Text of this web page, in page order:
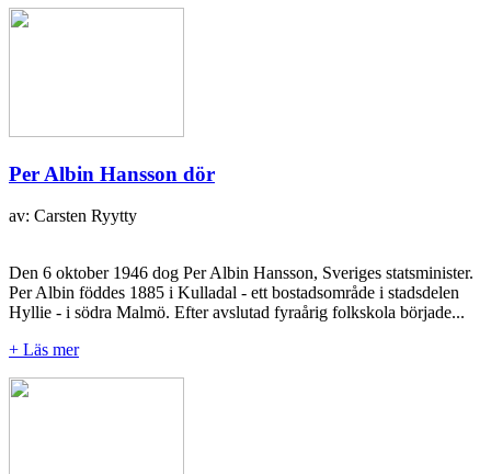
Per Albin Hansson dör
av: Carsten Ryytty
Den 6 oktober 1946 dog Per Albin Hansson, Sveriges statsminister.
Per Albin föddes 1885 i Kulladal - ett bostadsområde i stadsdelen
Hyllie - i södra Malmö. Efter avslutad fyraårig folkskola började...
+ Läs mer